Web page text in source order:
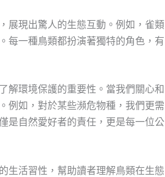
展現出驚人的生態互動。例如，雀類
每一種鳥類都扮演著獨特的角色，有
解環境保護的重要性。當我們關心和
例如，對於某些瀕危物種，我們更需
是自然愛好者的責任，更是每一位公
生活習性，幫助讀者理解鳥類在生態